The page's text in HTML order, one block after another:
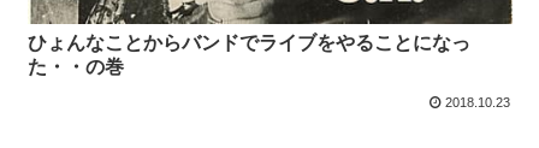
ひょんなことからバンドでライブをやることになっ
た・・の巻
2018.10.23